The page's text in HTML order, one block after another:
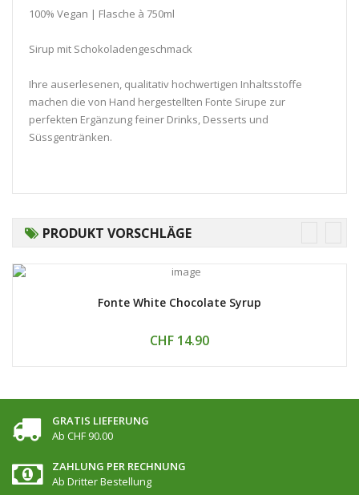
100% Vegan | Flasche à 750ml
Sirup mit Schokoladengeschmack
Ihre auserlesenen, qualitativ hochwertigen Inhaltsstoffe
machen die von Hand hergestellten Fonte Sirupe zur
perfekten Ergänzung feiner Drinks, Desserts und
Süssgentränken.
PRODUKT VORSCHLÄGE
Fonte White Chocolate Syrup
CHF 14.90
GRATIS LIEFERUNG
Ab CHF 90.00
ZAHLUNG PER RECHNUNG
Ab Dritter Bestellung